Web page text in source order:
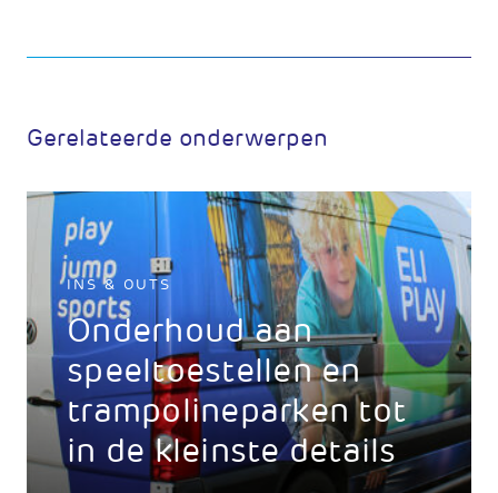
Gerelateerde onderwerpen
INS & OUTS
Onderhoud aan
speeltoestellen en
trampolineparken tot
in de kleinste details